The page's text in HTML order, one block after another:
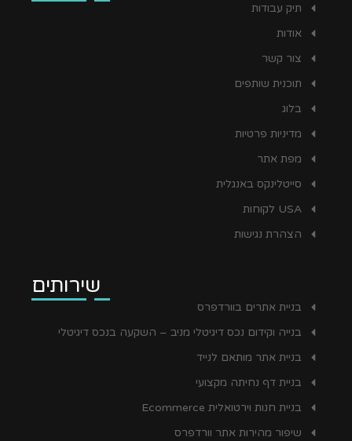
תיק עבודות
אודות
צור קשר
תוכנית שותפים
בלוג
מדיניות פרטיות
מפת אתר
סייטלינקס באנגלית
USA לקוחות
הצהרת נגישות
שירותים
בניית אתרים בוורדפרס
בנייה וקידום נכס דיגיטלי מניב – השקעה בנכס דיגיטלי
בניית אתר מותאם לנייד
בניית דף נחיתה מקצועי
בניית חנות וירטואלית Ecommerce
שיפור מהירות אתר וורדפרס